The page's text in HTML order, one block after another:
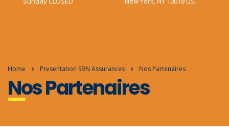
Home Presentation SBN Assurances Nos Partenaires
Nos Partenaires